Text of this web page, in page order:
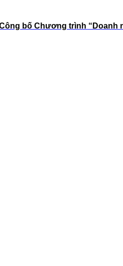
bố Chương trình “Doanh